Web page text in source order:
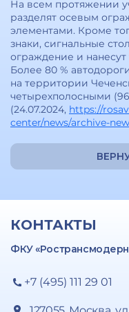
На всем протяжении
разделят осевым
элементами. Кроме
знаки, сигнальные
ограждение и
Более 80 %
на территории
четырехполосными (96
(24.07.2024, https://
center/news/archive-
КОНТАКТЫ
ФКУ
+7 (495) 111 29 01